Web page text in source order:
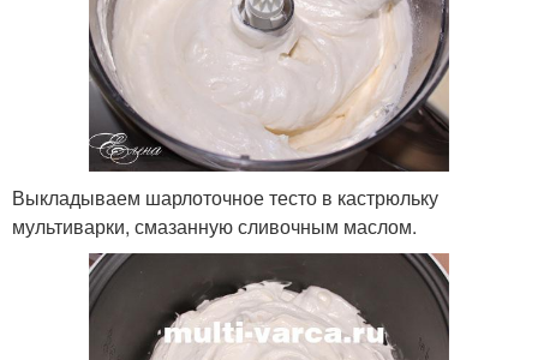
Выкладываем шарлоточное тесто в кастрюльку
мультиварки, смазанную сливочным маслом.